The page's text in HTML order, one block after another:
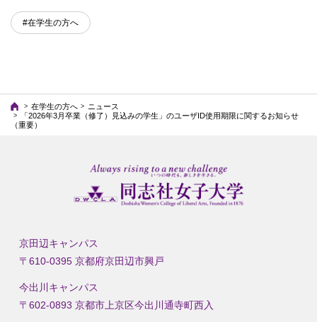
#在学生の方へ
在学生の方へ
ニュース
「2026年3月卒業（修了）見込みの学生」のユーザID使用期限に関するお知らせ
（重要）
京田辺キャンパス
〒610-0395 京都府京田辺市興戸
今出川キャンパス
〒602-0893 京都市上京区今出川通寺町西入